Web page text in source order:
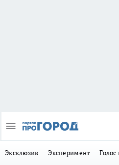
Эксклюзив Эксперимент Голос